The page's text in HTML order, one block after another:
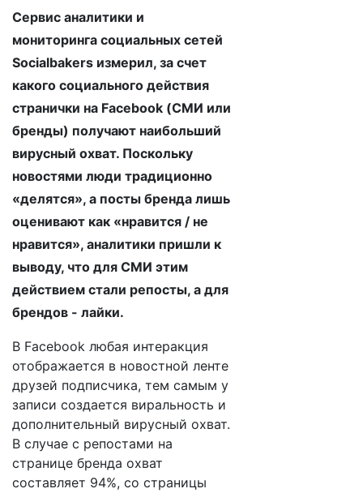
Сервис аналитики и
мониторинга социальных сетей
Socialbakers измерил, за счет
какого социального действия
странички на Facebook (СМИ или
бренды) получают наибольший
вирусный охват. Поскольку
новостями люди традиционно
«делятся», а посты бренда лишь
оценивают как «нравится / не
нравится», аналитики пришли к
выводу, что для СМИ этим
действием стали репосты, а для
брендов - лайки.
В Facebook любая интеракция
отображается в новостной ленте
друзей подписчика, тем самым у
записи создается виральность и
дополнительный вирусный охват.
В случае с репостами на
странице бренда охват
составляет 94%, со страницы